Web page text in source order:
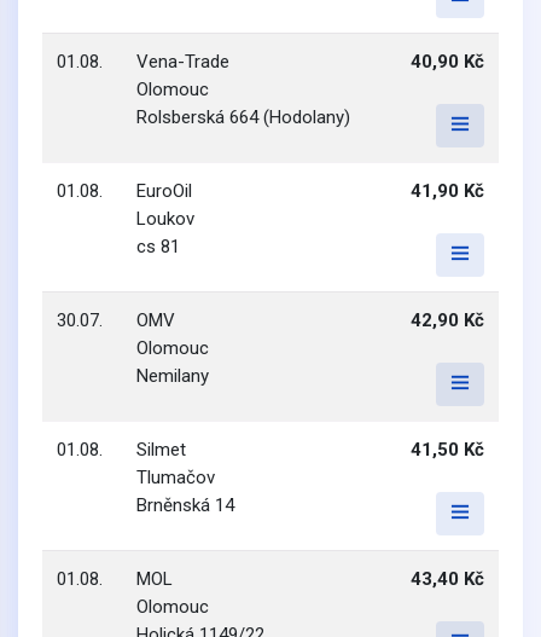
01.08.
Vena-Trade
Olomouc
Rolsberská 664 (Hodolany)
40,90 Kč
01.08.
EuroOil
Loukov
cs 81
41,90 Kč
30.07.
OMV
Olomouc
Nemilany
42,90 Kč
01.08.
Silmet
Tlumačov
Brněnská 14
41,50 Kč
01.08.
MOL
Olomouc
43,40 Kč